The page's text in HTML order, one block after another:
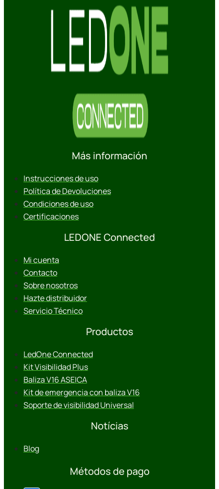
Más información
Instrucciones de uso
Política de Devoluciones
Condiciones de uso
Certificaciones
LEDONE Connected
Mi cuenta
Contacto
Sobre nosotros
Hazte distribuidor
Servicio Técnico
Productos
LedOne Connected
Kit Visibilidad Plus
Baliza V16 ASEICA
Kit de emergencia con baliza V16
Soporte de visibilidad Universal
Notícias
Blog
Métodos de pago